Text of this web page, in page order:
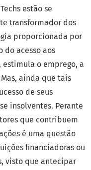
estão se
transformador dos
proporcionada por
do acesso aos
o emprego, a
ainda que tais
de seus
insolventes. Perante
que contribuem
é uma questão
financiadoras ou
visto que antecipar